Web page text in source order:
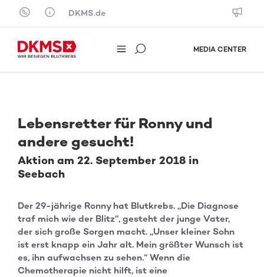
Skip to content
DKMS.de
MEDIA CENTER
Lebensretter für Ronny und
andere gesucht!
Aktion am 22. September 2018 in
Seebach
Der 29-jährige Ronny hat Blutkrebs. „Die Diagnose
traf mich wie der Blitz“, gesteht der junge Vater,
der sich große Sorgen macht. „Unser kleiner Sohn
ist erst knapp ein Jahr alt. Mein größter Wunsch ist
es, ihn aufwachsen zu sehen.“ Wenn die
Chemotherapie nicht hilft, ist eine